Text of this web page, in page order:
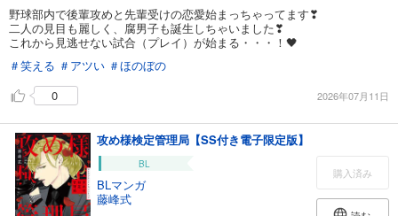
野球部内で後輩攻めと先輩受けの恋愛始まっちゃってます❣
二人の見目も麗しく、腐男子も誕生しちゃいました❣
これから見逃せない試合（プレイ）が始まる・・・！🖤
＃笑える ＃アツい ＃ほのぼの
0
2026年07月11日
攻め様検定管理局【SS付き電子限定版】
BL
BLマンガ
藤峰式
購入済み